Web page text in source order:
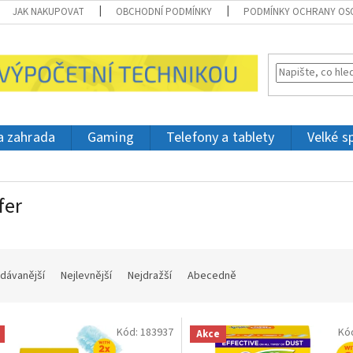
JAK NAKUPOVAT OBCHODNÍ PODMÍNKY PODMÍNKY OCHRANY
zahrada Gaming Telefony a tablety Velké
Nejlevnější Nejdražší Abecedně
Kód: 183937 Akce